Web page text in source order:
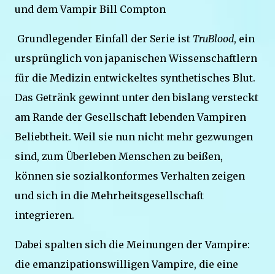
und dem Vampir Bill Compton
Grundlegender Einfall der Serie ist TruBlood, ein
ursprünglich von japanischen Wissenschaftlern
für die Medizin entwickeltes synthetisches Blut.
Das Getränk gewinnt unter den bislang versteckt
am Rande der Gesellschaft lebenden Vampiren
Beliebtheit. Weil sie nun nicht mehr gezwungen
sind, zum Überleben Menschen zu beißen,
können sie sozialkonformes Verhalten zeigen
und sich in die Mehrheitsgesellschaft
integrieren.
Dabei spalten sich die Meinungen der Vampire:
die emanzipationswilligen Vampire, die eine